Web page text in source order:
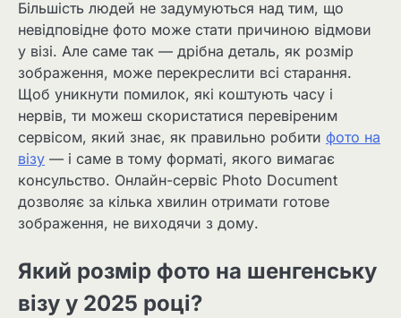
Більшість людей не задумуються над тим, що
невідповідне фото може стати причиною відмови
у візі. Але саме так — дрібна деталь, як розмір
зображення, може перекреслити всі старання.
Щоб уникнути помилок, які коштують часу і
нервів, ти можеш скористатися перевіреним
сервісом, який знає, як правильно робити фото на
візу — і саме в тому форматі, якого вимагає
консульство. Онлайн-сервіс Photo Document
дозволяє за кілька хвилин отримати готове
зображення, не виходячи з дому.
Який розмір фото на шенгенську
візу у 2025 році?